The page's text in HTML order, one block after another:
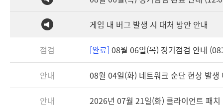
게임 내 버그 발생 시 대처 방안 안내
점검 [완료] 08월 06일(목) 정기점검 안내
안내 08월 04일(화) 네트워크 순단 현상 발생
안내 2026년 07월 21일(화) 클라이언트 패